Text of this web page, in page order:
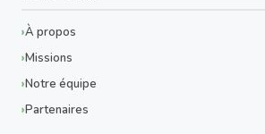
À propos
Missions
Notre équipe
Partenaires